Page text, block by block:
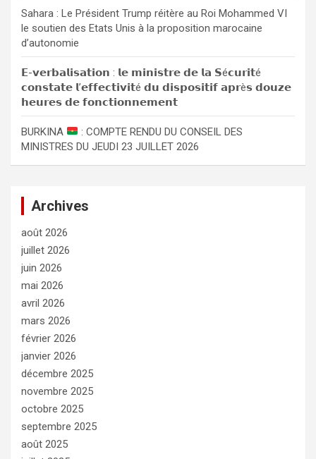
Sahara : Le Président Trump réitère au Roi Mohammed VI
le soutien des Etats Unis à la proposition marocaine
d’autonomie
𝗘-𝘃𝗲𝗿𝗯𝗮𝗹𝗶𝘀𝗮𝘁𝗶𝗼𝗻 : 𝗹𝗲 𝗺𝗶𝗻𝗶𝘀𝘁𝗿𝗲 𝗱𝗲 𝗹𝗮 𝗦é𝗰𝘂𝗿𝗶𝘁é
𝗰𝗼𝗻𝘀𝘁𝗮𝘁𝗲 𝗹’𝗲𝗳𝗳𝗲𝗰𝘁𝗶𝘃𝗶𝘁é 𝗱𝘂 𝗱𝗶𝘀𝗽𝗼𝘀𝗶𝘁𝗶𝗳 𝗮𝗽𝗿è𝘀 𝗱𝗼𝘂𝘇𝗲
𝗵𝗲𝘂𝗿𝗲𝘀 𝗱𝗲 𝗳𝗼𝗻𝗰𝘁𝗶𝗼𝗻𝗻𝗲𝗺𝗲𝗻𝘁
BURKINA
: COMPTE RENDU DU CONSEIL DES
MINISTRES DU JEUDI 23 JUILLET 2026
Archives
août 2026
juillet 2026
juin 2026
mai 2026
avril 2026
mars 2026
février 2026
janvier 2026
décembre 2025
novembre 2025
octobre 2025
septembre 2025
août 2025